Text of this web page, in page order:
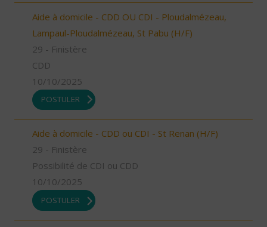
Aide à domicile - CDD OU CDI - Ploudalmézeau,
Lampaul-Ploudalmézeau, St Pabu (H/F)
29 - Finistère
CDD
10/10/2025
POSTULER
Aide à domicile - CDD ou CDI - St Renan (H/F)
29 - Finistère
Possibilité de CDI ou CDD
10/10/2025
POSTULER